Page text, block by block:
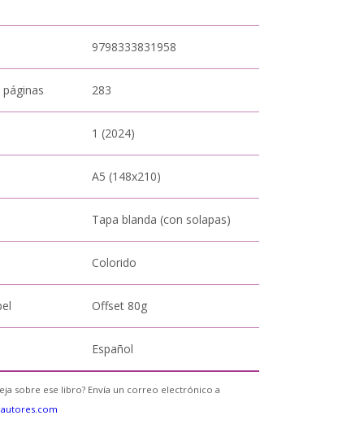
9798333831958
283
1 (2024)
A5 (148x210)
Tapa blanda (con solapas)
Colorido
Offset 80g
Español
sobre ese libro? Envía un correo electrónico a